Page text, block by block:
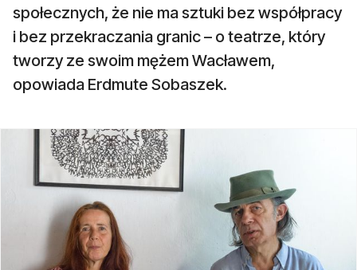
społecznych, że nie ma sztuki bez współpracy
i bez przekraczania granic – o teatrze, który
tworzy ze swoim mężem Wacławem,
opowiada Erdmute Sobaszek.